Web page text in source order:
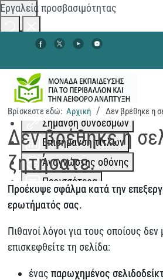
Εργαλεία προσβασιμότητας
Αλλαγή χρωμάτων
Χαμηλή αντίθεση
Ψηλή αντίθεση
Σήμανση συνδέσμων
Επισήμανση τίτλων
Αναγνώστης οθόνης
Περισσότερα
Κλιμάκωση περιεχομένου
Απόσταση γραμμάτων
Αναζήτηση...
Βρίσκεστε εδώ: Αρχική Δεν βρέθηκε η
Δεν βρέθηκε η
ζητήσατε.
Προέκυψε σφάλμα κατά την
ερωτήματός σας.
Πιθανοί λόγοι για τους οποίους δεν
επισκεφθείτε τη σελίδα:
ένας παρωχημένος